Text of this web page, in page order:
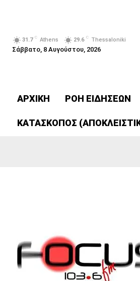
31.7 C Athens 29.6 C Thessaloniki
Σάββατο, 8 Αυγούστου, 2026
ΑΡΧΙΚΗ ΡΟΗ ΕΙΔΗΣΕΩΝ
ΚΑΤΑΣΚΟΠΟΣ